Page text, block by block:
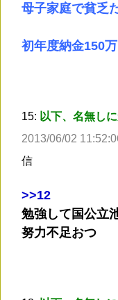
母子家庭で貧乏
初年度納金150
15: 以下、名無し
2013/06/02
信
>>12
勉強して国公立
努力不足おつ